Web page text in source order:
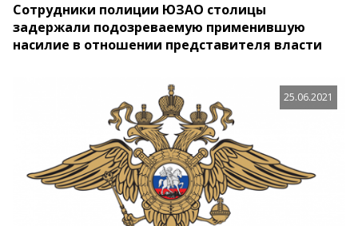
Сотрудники полиции ЮЗАО столицы
задержали подозреваемую применившую
насилие в отношении представителя власти
25.06.2021